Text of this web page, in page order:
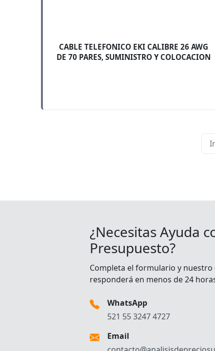
CABLE TELEFONICO EKI CALIBRE 26 AWG
DE 70 PARES, SUMINISTRO Y COLOCACION
¿Necesitas Ayuda
Presupuesto?
Completa el formulario y
responderá en menos de 24
WhatsApp
521 55 3247 4727
Email